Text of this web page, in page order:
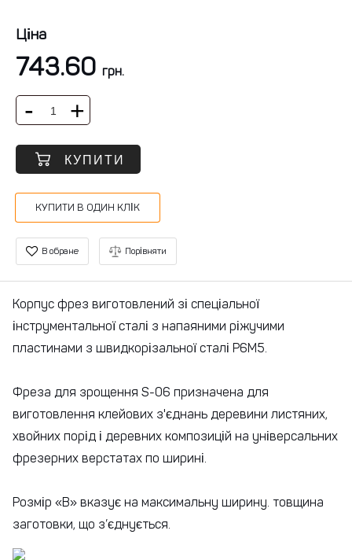
Ціна
743.60 грн.
КУПИТИ
КУПИТИ В ОДИН КЛІК
В обране Порівняти
Корпус фрез виготовлений зі спеціальної
інструментальної сталі з напаяними ріжучими
пластинами з швидкорізальної сталі Р6М5.
Фреза для зрощення S-06 призначена для
виготовлення клейових з'єднань деревини листяних,
хвойних порід і деревних композицій на універсальних
фрезерних верстатах по ширині.
Розмір «В» вказує на максимальну ширину. товщина
заготовки, що з’єднується.